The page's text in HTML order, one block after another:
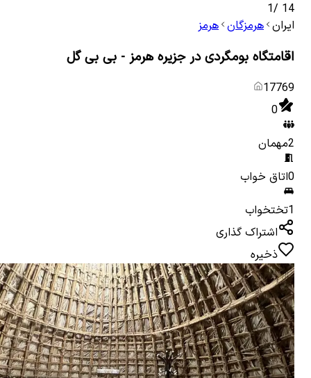
14
/
1
ایران هرمزگان هرمز
اقامتگاه بومگردی در جزیره هرمز - بی بی گل
17769
0
2مهمان
0اتاق خواب
1تختخواب
اشتراک گذاری
ذخیره